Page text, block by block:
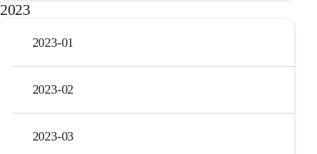
2023
2023-01
2023-02
2023-03